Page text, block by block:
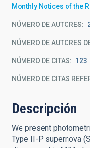
Monthly Notices of the
NÚMERO DE AUTORES
NÚMERO DE AUTORES
NÚMERO DE CITAS 123
NÚMERO DE CITAS
Descripción
We present
Type II-P supernova